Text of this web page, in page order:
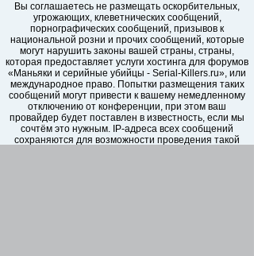
Вы соглашаетесь не размещать оскорбительных,
угрожающих, клеветнических сообщений,
порнографических сообщений, призывов к
национальной розни и прочих сообщений, которые
могут нарушить законы вашей страны, страны,
которая предоставляет услуги хостинга для форумов
«Маньяки и серийные убийцы - Serial-Killers.ru», или
международное право. Попытки размещения таких
сообщений могут привести к вашему немедленному
отключению от конференции, при этом ваш
провайдер будет поставлен в известность, если мы
сочтём это нужным. IP-адреса всех сообщений
сохраняются для возможности проведения такой